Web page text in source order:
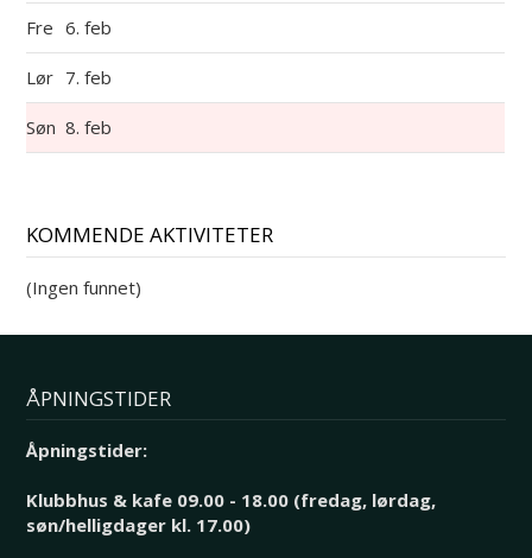
Fre 6. feb
Lør 7. feb
Søn 8. feb
KOMMENDE AKTIVITETER
(Ingen funnet)
ÅPNINGSTIDER
Åpningstider:
Klubbhus & kafe 09.00 - 18.00 (fredag, lørdag,
søn/helligdager kl. 17.00)